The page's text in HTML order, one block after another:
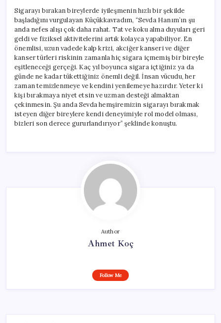
Sigarayı bırakan bireylerde iyileşmenin hızlı bir şekilde
başladığını vurgulayan Küçükkavradım, “Sevda Hanım’ın şu
anda nefes alışı çok daha rahat. Tat ve koku alma duyuları geri
geldi ve fiziksel aktivitelerini artık kolayca yapabiliyor. En
önemlisi, uzun vadede kalp krizi, akciğer kanseri ve diğer
kanser türleri riskinin zamanla hiç sigara içmemiş bir bireyle
eşitleneceği gerçeği. Kaç yıl boyunca sigara içtiğiniz ya da
günde ne kadar tükettiğiniz önemli değil. İnsan vücudu, her
zaman temizlenmeye ve kendini yenilemeye hazırdır. Yeter ki
kişi bırakmaya niyet etsin ve uzman desteği almaktan
çekinmesin. Şu anda Sevda hemşiremizin sigarayı bırakmak
isteyen diğer bireylere kendi deneyimiyle rol model olması,
bizleri son derece gururlandırıyor” şeklinde konuştu.
Author
Ahmet Koç
Follow Me